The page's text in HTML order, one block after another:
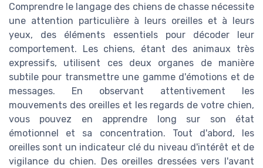
Comprendre le langage des chiens de chasse nécessite
une attention particulière à leurs oreilles et à leurs
yeux, des éléments essentiels pour décoder leur
comportement. Les chiens, étant des animaux très
expressifs, utilisent ces deux organes de manière
subtile pour transmettre une gamme d'émotions et de
messages. En observant attentivement les
mouvements des oreilles et les regards de votre chien,
vous pouvez en apprendre long sur son état
émotionnel et sa concentration. Tout d'abord, les
oreilles sont un indicateur clé du niveau d'intérêt et de
vigilance du chien. Des oreilles dressées vers l'avant